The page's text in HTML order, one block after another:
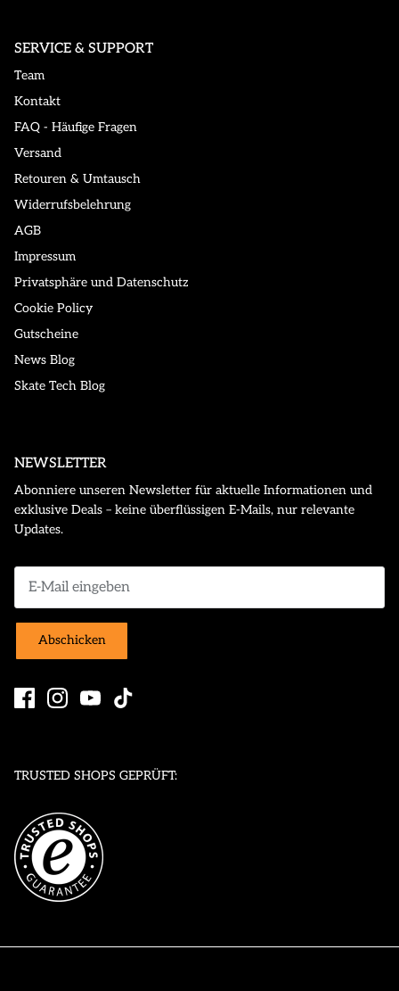
SERVICE & SUPPORT
Team
Kontakt
FAQ - Häufige Fragen
Versand
Retouren & Umtausch
Widerrufsbelehrung
AGB
Impressum
Privatsphäre und Datenschutz
Cookie Policy
Gutscheine
News Blog
Skate Tech Blog
NEWSLETTER
Abonniere unseren Newsletter für aktuelle Informationen und
exklusive Deals – keine überflüssigen E-Mails, nur relevante
Updates.
Abschicken
TRUSTED SHOPS GEPRÜFT: